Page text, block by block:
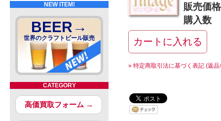
NEW ITEM!
BEER→
世界のクラフトビール販売
CATEGORY
高価買取フォーム →
販売価格
購入数
» 特定商取引法に基づく表記 (返品